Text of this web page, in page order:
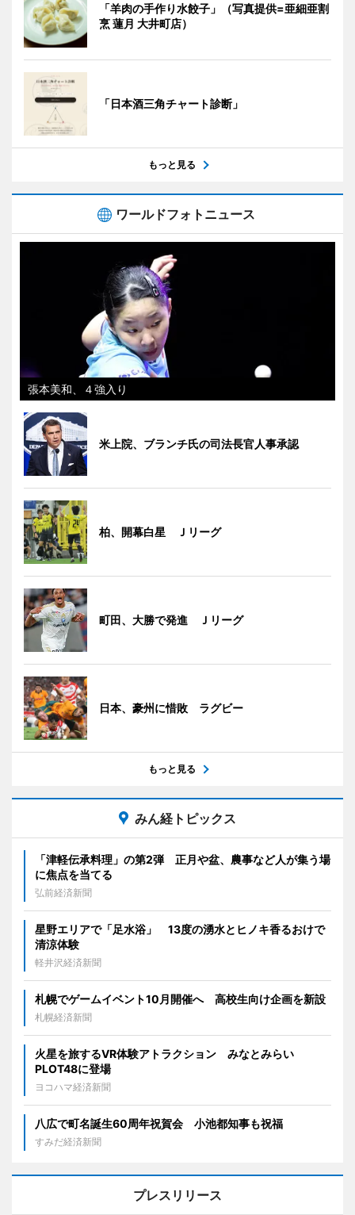
「羊肉の手作り水餃子」（写真提供=亜細亜割
烹 蓮月 大井町店）
「日本酒三角チャート診断」
もっと見る
ワールドフォトニュース
張本美和、４強入り
米上院、ブランチ氏の司法長官人事承認
柏、開幕白星 Ｊリーグ
町田、大勝で発進 Ｊリーグ
日本、豪州に惜敗 ラグビー
もっと見る
みん経トピックス
「津軽伝承料理」の第2弾 正月や盆、農事など人が集う場
に焦点を当てる
弘前経済新聞
星野エリアで「足水浴」 13度の湧水とヒノキ香るおけで
清涼体験
軽井沢経済新聞
札幌でゲームイベント10月開催へ 高校生向け企画を新設
札幌経済新聞
火星を旅するVR体験アトラクション みなとみらい
PLOT48に登場
ヨコハマ経済新聞
八広で町名誕生60周年祝賀会 小池都知事も祝福
すみだ経済新聞
プレスリリース